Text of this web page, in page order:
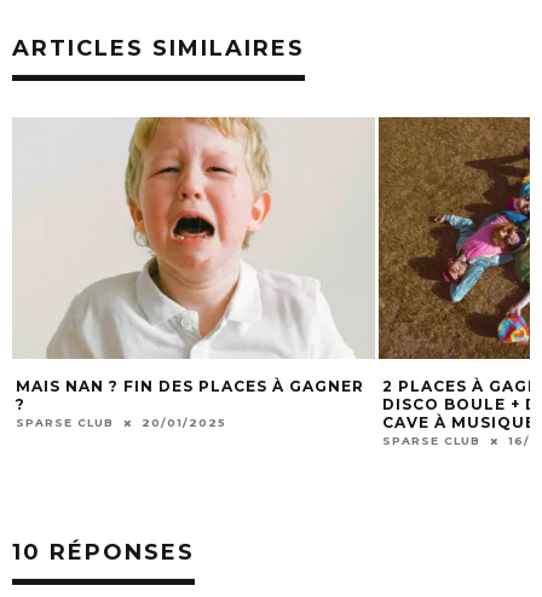
ARTICLES SIMILAIRES
2 PLACES À GAGNER POUR GROUMPF +
CAVE À MUSIQUE À MÂCON LE 21/12
[TERMINÉ] 2
STAND UP
LITRES DE
BOULOIE À
10 RÉPONSES